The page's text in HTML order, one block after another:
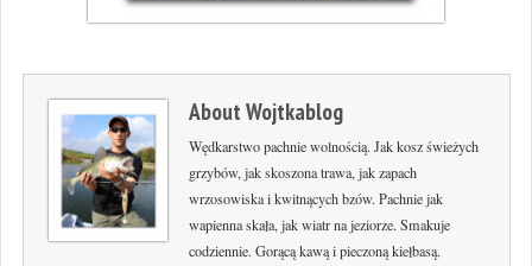
About Wojtkablog
Wędkarstwo pachnie wolnością. Jak kosz świeżych
grzybów, jak skoszona trawa, jak zapach
wrzosowiska i kwitnących bzów. Pachnie jak
wapienna skała, jak wiatr na jeziorze. Smakuje
codziennie. Gorącą kawą i pieczoną kiełbasą.